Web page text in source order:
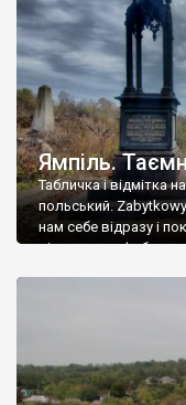
Ямпіль.
Табличка і відмітка
польський.
нам себе відразу і
віднести до